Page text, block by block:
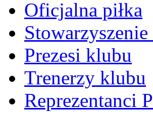
Oficjalna piłka
Prezesi klubu
Trenerzy klubu
Reprezentanci